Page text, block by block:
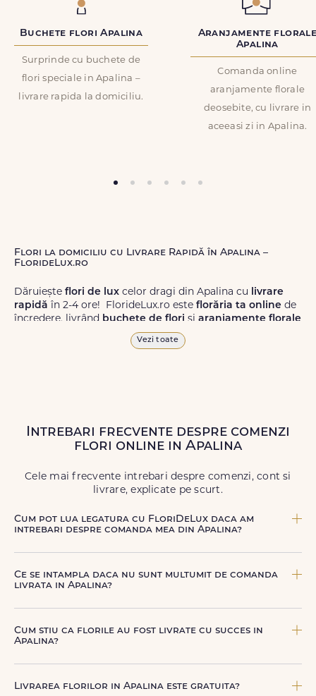
Buchete flori Apalina
Surprinde cu buchete de
flori speciale in Apalina –
livrare rapida la domiciliu.
Aranjamente
Apalina
Comanda online
aranjamente florale
deosebite, cu livrare in
aceeasi zi in Apalina.
Flori la domiciliu cu Livrare Rapidă în Apalina –
FlorideLux.ro
Dăruiește flori de lux celor dragi din Apalina cu livrare
rapidă în 2-4 ore! FlorideLux.ro este florăria ta online de
încredere, livrând buchete de flori și aranjamente florale
de calitate superioară în Apalina și în toată România.
Livrăm buchete de florichiar și în weekend, pentru ca tu
să poți adresa un gest frumos atunci când ai nevoie.
Vezi toate
Intrebari frecvente despre comenzi
flori online in Apalina
Cele mai frecvente intrebari despre comenzi, cont si
livrare, explicate pe scurt.
Cum pot lua legatura cu FloriDeLux daca am
intrebari despre comanda mea din Apalina?
pentru comenzile cu livrare in Apalina. Ne poti contacta
oricand pentru informatii despre comanda, livrare sau
Ce se intampla daca nu sunt multumit de comanda
livrata in Apalina?
astfel incat poti comanda fara griji.
Cum stiu ca florile au fost livrate cu succes in
Apalina?
prin SMS (daca ai bifat aceasta optiune) si email, care
Livrarea florilor in Apalina este gratuita?